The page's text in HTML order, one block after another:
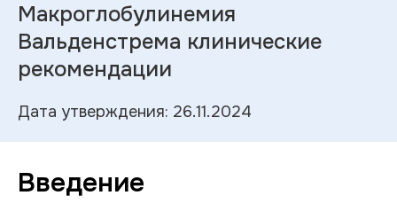
Макроглобулинемия
Вальденстрема клинические
рекомендации
Дата утверждения: 26.11.2024
Введение